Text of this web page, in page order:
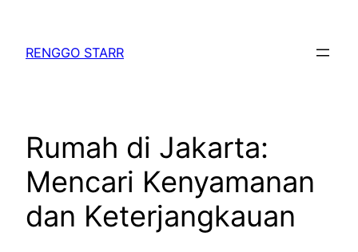
content
RENGGO STARR
Rumah di Jakarta:
Mencari Kenyamanan
dan Keterjangkauan